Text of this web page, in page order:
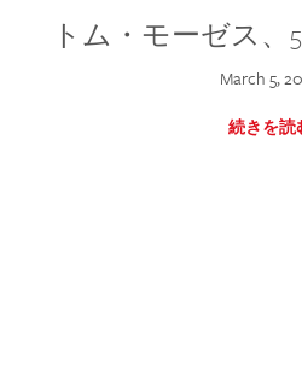
トム・モーゼス、
March 5,
続きを読